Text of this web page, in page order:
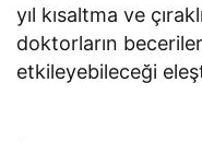
yıl kısaltma ve
doktorların
etkileyebileceği